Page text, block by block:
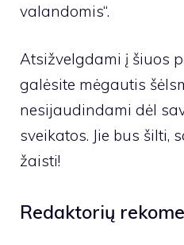
valandomis“.
Atsižvelgdami į šiuos
galėsite mėgautis
nesijaudindami dėl
sveikatos. Jie bus šilti,
žaisti!
Redaktorių